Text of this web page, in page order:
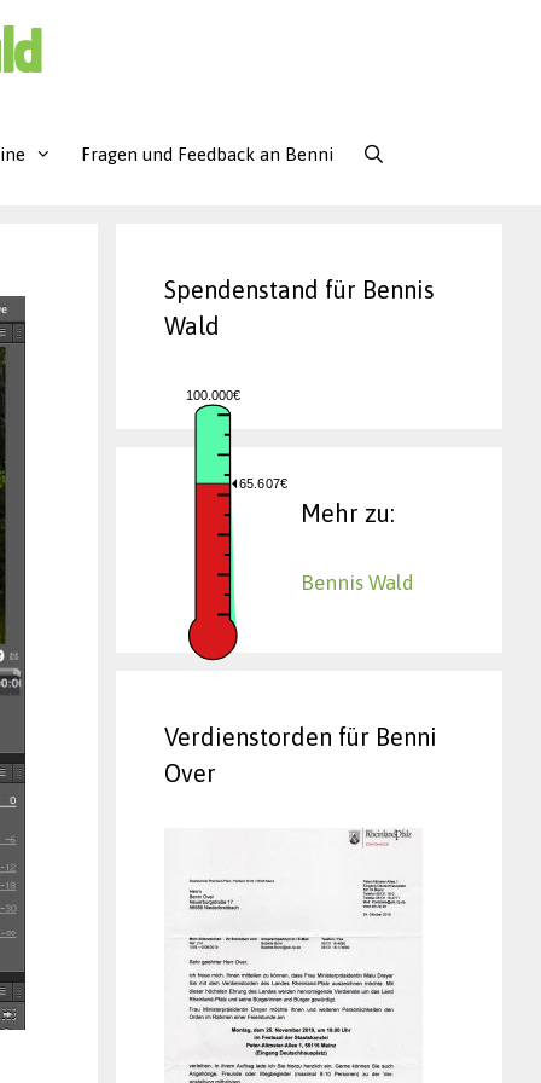
Fragen und Feedback an Benni
Spendenstand für Bennis
Wald
100.000€
65.607€
Mehr zu:
Bennis Wald
Verdienstorden für Benni
Over